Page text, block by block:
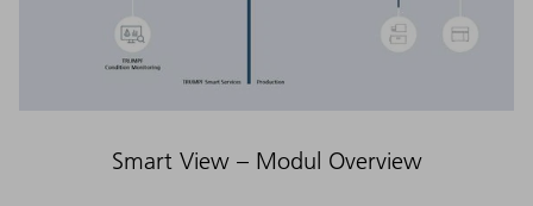
Smart View – Modul Overview